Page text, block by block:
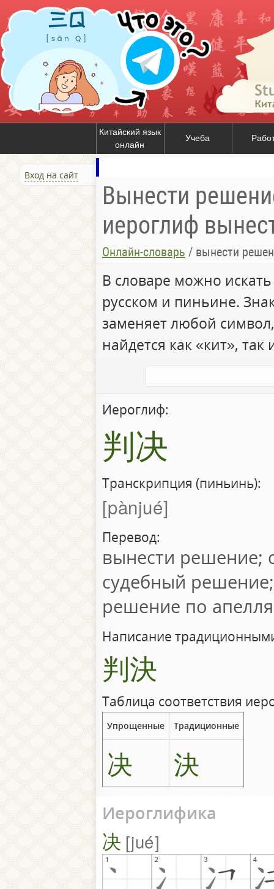
Китайский язык
онлайн
Учеба
Вход на сайт
Вынести
иероглиф
Онлайн-словарь / вынести решение; судебное
В словаре можно
русском и пиньине.
заменяет любой
найдется как «кит», так
Иероглиф:
判决
Транскрипция (пиньинь):
pànjué
Перевод:
вынести решение;
судебный
решение по
Написание
判決
Таблица соответствия
Упрощенные Традиционные
决 決
Иероглифика
决 jué